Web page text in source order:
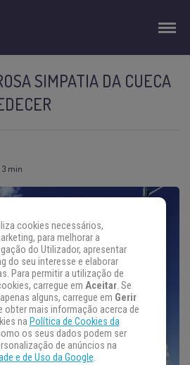
SIMPATIA DA CUECA
3 min
cookies necessários,
para melhorar a
do Utilizador, apresentar
do seu interesse e elaborar
Para permitir a utilização de
carregue em Aceitar. Se
alguns, carregue em Gerir
obter mais informação acerca de
na Política de Cookies da
os seus dados podem ser
de anúncios na
e de Uso da Google.